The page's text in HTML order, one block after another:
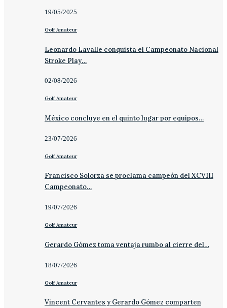
19/05/2025
Golf Amateur
Leonardo Lavalle conquista el Campeonato Nacional
Stroke Play…
02/08/2026
Golf Amateur
México concluye en el quinto lugar por equipos…
23/07/2026
Golf Amateur
Francisco Solorza se proclama campeón del XCVIII
Campeonato…
19/07/2026
Golf Amateur
Gerardo Gómez toma ventaja rumbo al cierre del…
18/07/2026
Golf Amateur
Vincent Cervantes y Gerardo Gómez comparten